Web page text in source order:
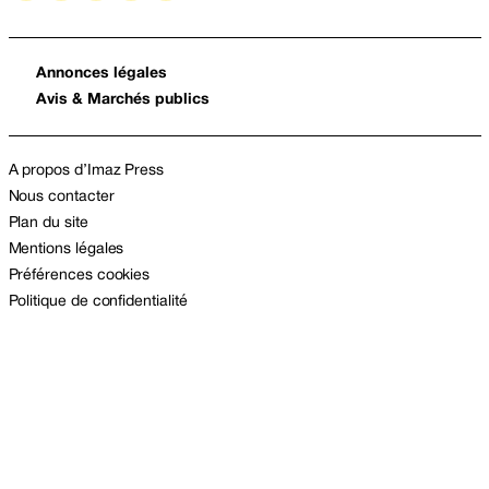
Annonces légales
Avis & Marchés publics
A propos d’Imaz Press
Nous contacter
Plan du site
Mentions légales
Préférences cookies
Politique de confidentialité